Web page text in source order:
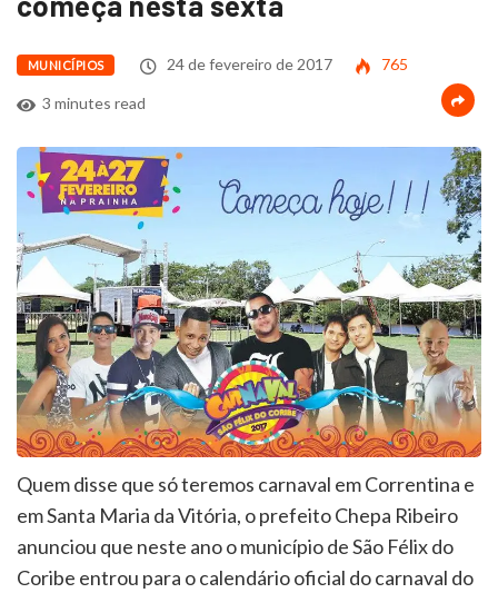
MUNICÍPIOS 24 de fevereiro de 2017 765
3 minutes read
Quem disse que só teremos carnaval em Correntina e
em Santa Maria da Vitória, o prefeito Chepa Ribeiro
anunciou que neste ano o município de São Félix do
Coribe entrou para o calendário oficial do carnaval do